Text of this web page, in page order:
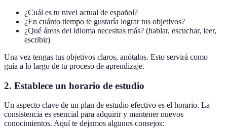
¿Cuál es tu nivel actual de español?
¿En cuánto tiempo te gustaría lograr tus objetivos?
¿Qué áreas del idioma necesitas más? (hablar, escuchar, leer,
escribir)
Una vez tengas tus objetivos claros, anótalos. Esto servirá como
guía a lo largo de tu proceso de aprendizaje.
2. Establece un horario de estudio
Un aspecto clave de un plan de estudio efectivo es el horario. La
consistencia es esencial para adquirir y mantener nuevos
conocimientos. Aquí te dejamos algunos consejos: